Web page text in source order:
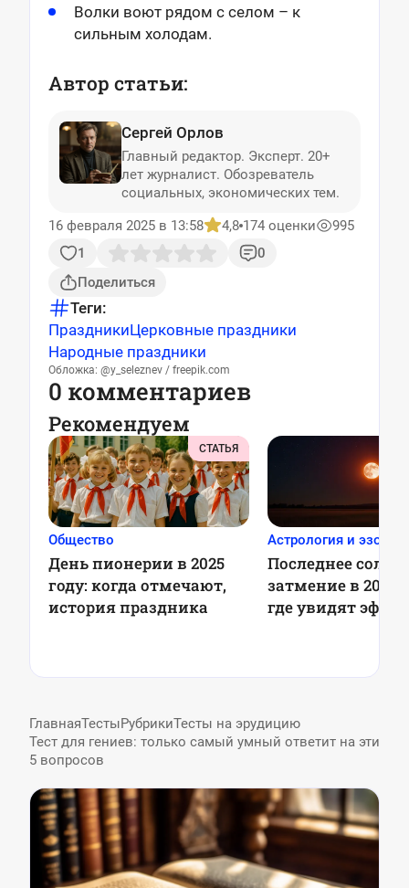
Волки воют рядом с селом – к
сильным холодам.
Автор статьи:
Сергей Орлов
Главный редактор. Эксперт. 20+
лет журналист. Обозреватель
социальных, экономических тем.
16 февраля 2025 в 13:58
4,8 174 оценки
995
1
0
Поделиться
Теги:
ПраздникиЦерковные праздники
Народные праздники
Обложка: @y_seleznev / freepik.com
0 комментариев
Рекомендуем
СТАТЬЯ
Общество
День пионерии в 2025
году: когда отмечают,
история праздника
Астрология и
Последнее
затмение в 2025
где увидят
ГлавнаяТестыРубрикиТесты на эрудицию
Тест для гениев: только самый умный ответит на эти
5 вопросов